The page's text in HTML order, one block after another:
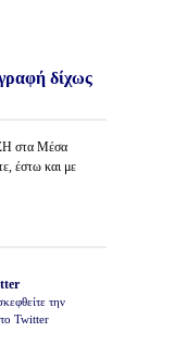
δίχως
στα Μέσα
έστω και με
την
Twitter